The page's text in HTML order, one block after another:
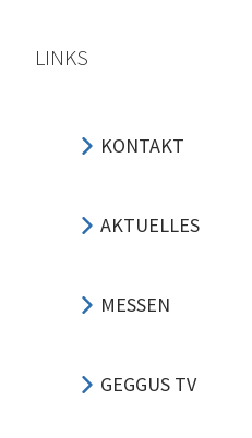
LINKS
KONTAKT
AKTUELLES
MESSEN
GEGGUS TV